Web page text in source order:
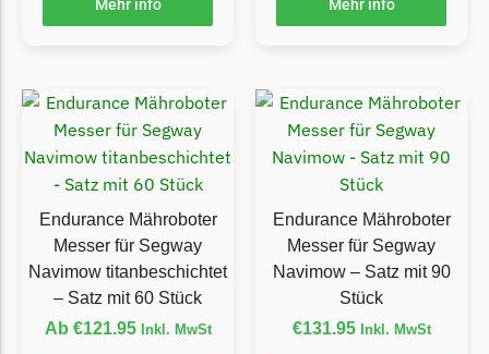
Texas Messer
Wiper
Wiper Messer
Begrenzungsdraht
Wolf-Garten Messer
Begrenzungsdraht
Yardforce
Mehr info Mehr info
Endurance Mähroboter
Messer für Segway
Navimow titanbeschichtet
– Satz mit 60 Stück
Ab €121.95 Inkl. MwSt
Endurance Mähroboter
Messer für Segway
Navimow – Satz mit 90
Stück
€131.95 Inkl. MwSt